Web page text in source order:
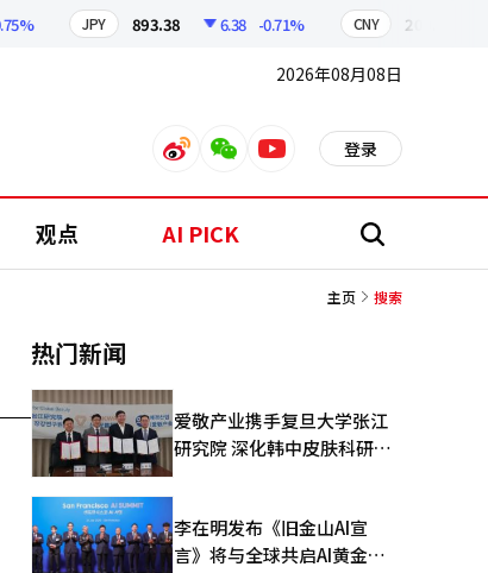
JPY 893.38 6.38 -0.71% CNY 209.17
2026年08月08日
weiboweixinyoutube 登录
观点 AI PICK 搜
主页 搜索
热门新闻
爱敬产业携手复旦大学张江
研究院 深化韩中皮肤科研合
李在明发布《旧金山AI宣
言》将与全球共启AI黄金时